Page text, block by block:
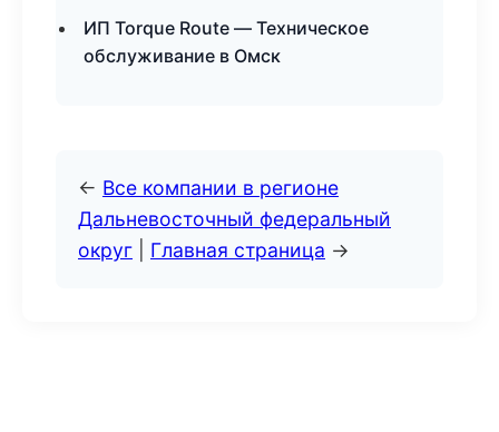
ИП Torque Route — Техническое
обслуживание в Омск
← Все компании в регионе
Дальневосточный федеральный
округ
Главная страница →